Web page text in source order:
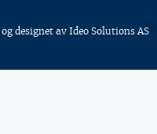
og designet av Ideo Solutions AS